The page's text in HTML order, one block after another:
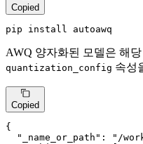
Copied
pip install autoawq
AWQ 양자화된 모델은 해당
quantization_config 속성
Copied
{
"_name_or_path" :
"/